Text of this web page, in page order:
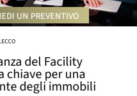
UN PREVENTIVO
del Facility
chiave per una
degli immobili